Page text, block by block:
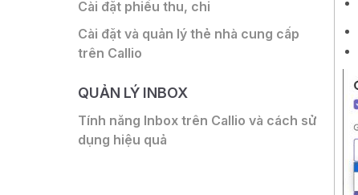
Cài đặt phiếu thu, chi
Cài đặt và quản lý thẻ nhà cung cấp
trên Callio
QUẢN LÝ INBOX
Tính năng Inbox trên Callio và cách sử
dụng hiệu quả